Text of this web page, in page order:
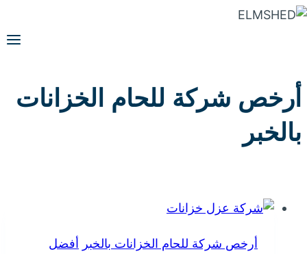
التجاوز
أرخص شركة للحام الخزانات
بالخبر
أرخص شركة للحام الخزانات بالخبر أفضل